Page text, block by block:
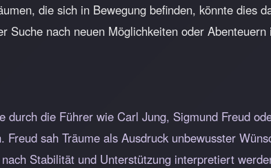
die sich in Bewegung befinden, könnte dies
Suche nach neuen Möglichkeiten oder
durch die Führer wie Carl Jung, Sigmund Freud
sah Träume als Ausdruck unbewusster
Stabilität und Unterstützung interpretiert